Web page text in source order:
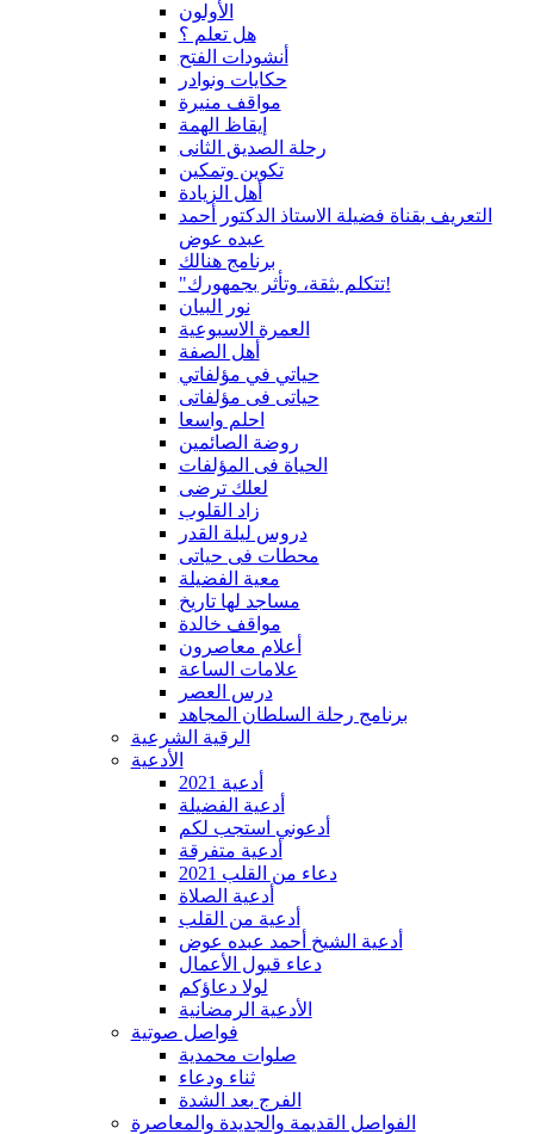
الأولون
هل تعلم ؟
أنشودات الفتح
حكايات ونوادر
مواقف منيرة
إيقاظ الهمة
رحلة الصديق الثانى
تكوين وتمكين
أهل الزيادة
التعريف بقناة فضيلة الاستاذ الدكتور أحمد
عبده عوض
برنامج هنالك
"تتكلم بثقة، وتأثر بجمهورك!
نور البيان
العمرة الاسبوعية
أهل الصفة
حياتي في مؤلفاتي
حياتى فى مؤلفاتى
احلم واسعا
روضة الصائمين
الحياة فى المؤلفات
لعلك ترضى
زاد القلوب
دروس ليلة القدر
محطات فى حياتى
معية الفضيلة
مساجد لها تاريخ
مواقف خالدة
أعلام معاصرون
علامات الساعة
درس العصر
برنامج رحلة السلطان المجاهد
الرقية الشرعية
الأدعية
أدعية 2021
أدعية الفضيلة
أدعوني استجب لكم
أدعية متفرقة
دعاء من القلب 2021
أدعية الصلاة
أدعية من القلب
أدعية الشيخ أحمد عبده عوض
دعاء قبول الأعمال
لولا دعاؤكم
الأدعية الرمضانية
فواصل صوتية
صلوات محمدية
ثناء ودعاء
الفرج بعد الشدة
الفواصل القديمة والجديدة والمعاصرة